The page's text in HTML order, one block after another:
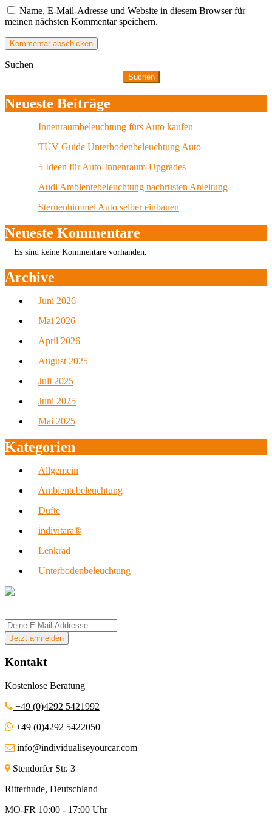
Name, E-Mail-Adresse und Website in diesem Browser für
meinen nächsten Kommentar speichern.
Suchen
Suchen
Neueste Beiträge
Innenraumbeleuchtung fürs Auto kaufen
TÜV Guide Unterbodenbeleuchtung Auto
5 Ideen für Auto-Innenraum-Upgrades
Audi Ambientebeleuchtung nachrüsten Anleitung
Sternenhimmel Auto selber einbauen
Neueste Kommentare
Es sind keine Kommentare vorhanden.
Archive
Juni 2026
Mai 2026
April 2026
August 2025
Juli 2025
Juni 2025
Mai 2025
Kategorien
Allgemein
Ambientebeleuchtung
Düfte
indivitara®
Lenkrad
Unterbodenbeleuchtung
Kontakt
Kostenlose Beratung
+49 (0)4292 5421992
+49 (0)4292 5422050
info@individualiseyourcar.com
Stendorfer Str. 3
Ritterhude, Deutschland
MO-FR 10:00 - 17:00 Uhr